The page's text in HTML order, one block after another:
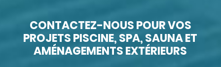
CONTACTEZ-NOUS POUR VOS
PROJETS PISCINE, SPA, SAUNA ET
AMÉNAGEMENTS EXTÉRIEURS